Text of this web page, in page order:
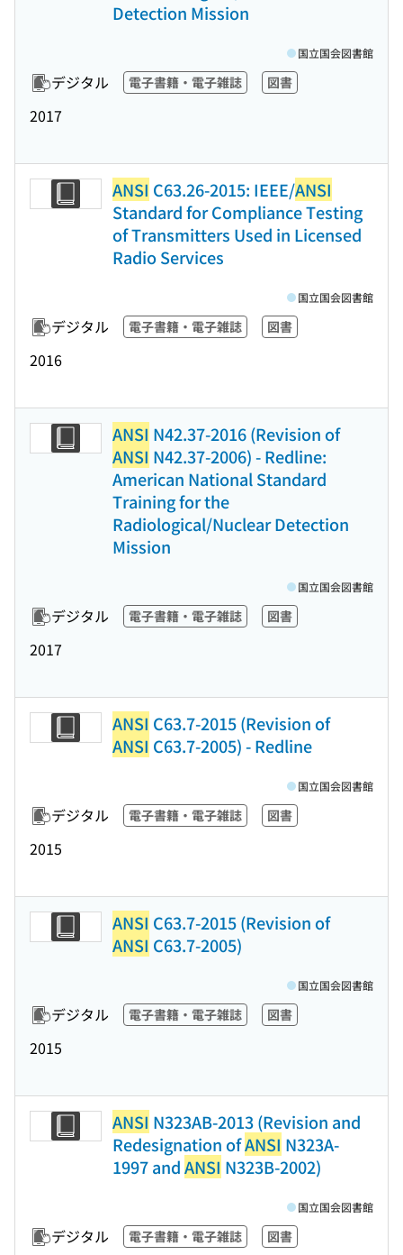
Detection Mission
デジタル 電子書籍・電子雑誌 図書
2017
国立国会図書館
ANSI C63.26-2015: IEEE/ANSI
Standard for Compliance Testing
of Transmitters Used in Licensed
Radio Services
デジタル 電子書籍・電子雑誌 図書
2016
国立国会図書館
ANSI N42.37-2016 (Revision of
ANSI N42.37-2006) - Redline:
American National Standard
Training for the
Radiological/Nuclear Detection
Mission
デジタル 電子書籍・電子雑誌 図書
2017
国立国会図書館
ANSI C63.7-2015 (Revision of
ANSI C63.7-2005) - Redline
デジタル 電子書籍・電子雑誌 図書
2015
国立国会図書館
ANSI C63.7-2015 (Revision of
ANSI C63.7-2005)
デジタル 電子書籍・電子雑誌 図書
2015
国立国会図書館
ANSI N323AB-2013 (Revision and
Redesignation ofANSI N323A-
1997 andANSI N323B-2002)
デジタル 電子書籍・電子雑誌 図書
国立国会図書館